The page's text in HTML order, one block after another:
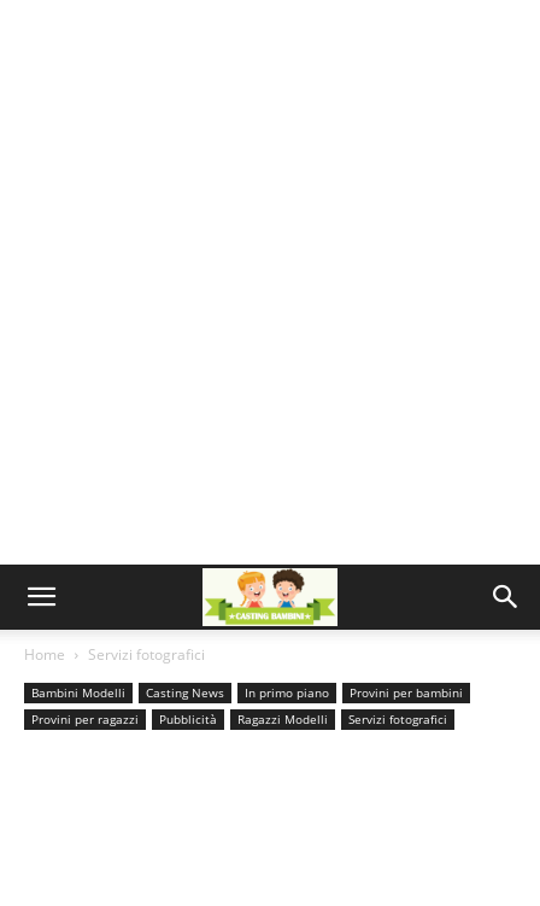
Home Servizi fotografici
Bambini Modelli Casting News In primo piano
Provini per bambini
Provini per ragazzi
Pubblicità Ragazzi Modelli Servizi fotografici